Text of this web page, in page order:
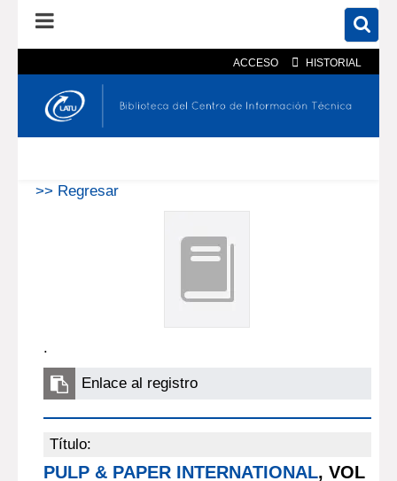
ACCESO HISTORIAL
En el catálogo En el sitio
>> Regresar
.
Enlace al registro
Título:
PULP & PAPER INTERNATIONAL, VOL